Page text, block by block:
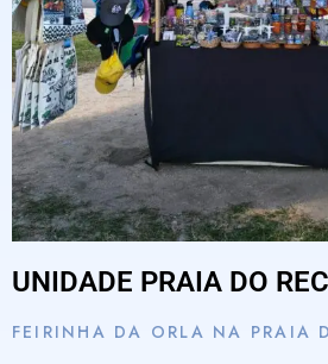
UNIDADE PRAIA DO
FEIRINHA DA ORLA NA PRAIA